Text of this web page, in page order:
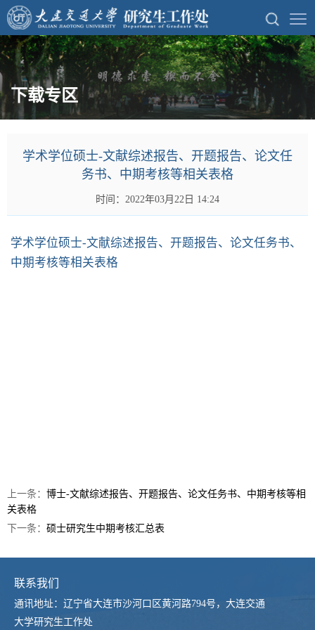
下载专区
学术学位硕士-文献综述报告、开题报告、论文任
务书、中期考核等相关表格
时间：2022年03月22日 14:24
学术学位硕士-文献综述报告、开题报告、论文任务书、
中期考核等相关表格
上一条： 博士-文献综述报告、开题报告、论文任务书、中期考核等相
关表格
下一条： 硕士研究生中期考核汇总表
联系我们
通讯地址：辽宁省大连市沙河口区黄河路794号，大连交通
大学研究生工作处